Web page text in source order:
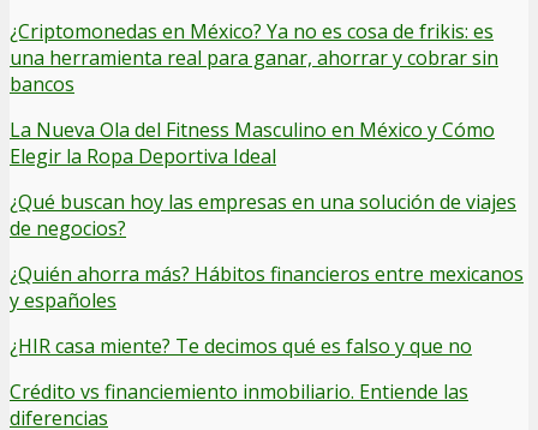
¿Criptomonedas en México? Ya no es cosa de frikis: es
una herramienta real para ganar, ahorrar y cobrar sin
bancos
La Nueva Ola del Fitness Masculino en México y Cómo
Elegir la Ropa Deportiva Ideal
¿Qué buscan hoy las empresas en una solución de viajes
de negocios?
¿Quién ahorra más? Hábitos financieros entre mexicanos
y españoles
¿HIR casa miente? Te decimos qué es falso y que no
Crédito vs financiemiento inmobiliario. Entiende las
diferencias